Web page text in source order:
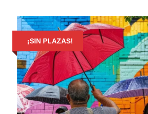
¡SIN PLAZAS!